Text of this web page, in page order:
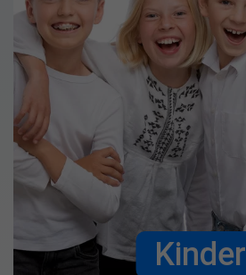
Kinder